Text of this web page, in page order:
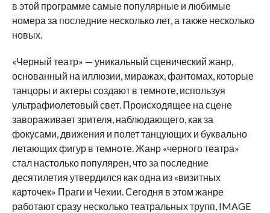
в этой программе самые популярные и любимые
номера за последние несколько лет, а также несколько
новых.
«Черный театр» — уникальный сценический жанр,
основанный на иллюзии, миражах, фантомах, которые
танцоры и актеры создают в темноте, используя
ультрафиолетовый свет. Происходящее на сцене
завораживает зрителя, наблюдающего, как за
фокусами, движения и полет танцующих и буквально
летающих фигур в темноте. Жанр «черного театра»
стал настолько популярен, что за последние
десятилетия утвердился как одна из «визитных
карточек» Праги и Чехии. Сегодня в этом жанре
работают сразу несколько театральных трупп, IMAGE